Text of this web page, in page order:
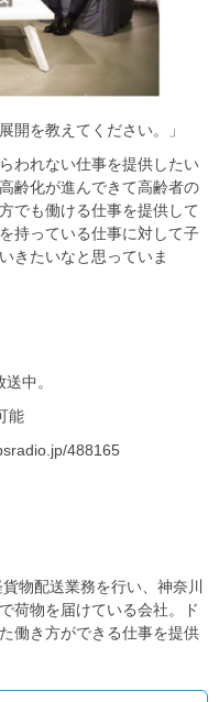
開を教えてください。」
われない仕事を提供したい
齢化が進んできて高齢者の
でも働ける仕事を提供して
持っている仕事に対して子
きたいなと思っていま
中。
能
488165
物配送業務を行い、神奈川
荷物を届けている会社。ド
働き方ができる仕事を提供